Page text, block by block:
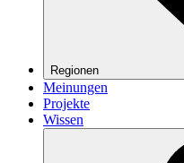
Regionen
Meinungen
Projekte
Wissen